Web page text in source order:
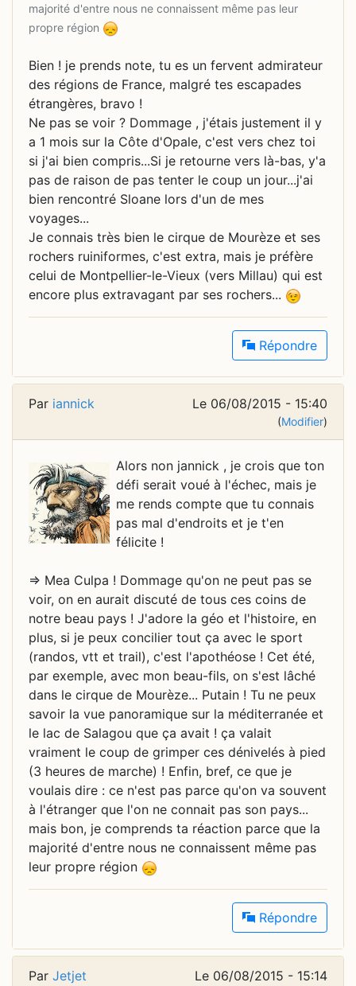
majorité d'entre nous ne connaissent même pas leur
propre région
Bien ! je prends note, tu es un fervent admirateur
des régions de France, malgré tes escapades
étrangères, bravo !
Ne pas se voir ? Dommage , j'étais justement il y
a 1 mois sur la Côte d'Opale, c'est vers chez toi
si j'ai bien compris...Si je retourne vers là-bas, y'a
pas de raison de pas tenter le coup un jour...j'ai
bien rencontré Sloane lors d'un de mes
voyages...
Je connais très bien le cirque de Mourèze et ses
rochers ruiniformes, c'est extra, mais je préfère
celui de Montpellier-le-Vieux (vers Millau) qui est
encore plus extravagant par ses rochers...
Répondre
Par iannick Le 06/08/2015 - 15:40
(Modifier)
Alors non jannick , je crois que ton
défi serait voué à l'échec, mais je
me rends compte que tu connais
pas mal d'endroits et je t'en
félicite !
=> Mea Culpa ! Dommage qu'on ne peut pas se
voir, on en aurait discuté de tous ces coins de
notre beau pays ! J'adore la géo et l'histoire, en
plus, si je peux concilier tout ça avec le sport
(randos, vtt et trail), c'est l'apothéose ! Cet été,
par exemple, avec mon beau-fils, on s'est lâché
dans le cirque de Mourèze... Putain ! Tu ne peux
savoir la vue panoramique sur la méditerranée et
le lac de Salagou que ça avait ! ça valait
vraiment le coup de grimper ces dénivelés à pied
(3 heures de marche) ! Enfin, bref, ce que je
voulais dire : ce n'est pas parce qu'on va souvent
à l'étranger que l'on ne connait pas son pays...
mais bon, je comprends ta réaction parce que la
majorité d'entre nous ne connaissent même pas
leur propre région
Répondre
Par Jetjet Le 06/08/2015 - 15:14